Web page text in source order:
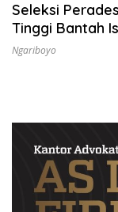
Seleksi
Tinggi Bantah
Ngariboyo